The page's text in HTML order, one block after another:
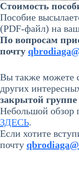
Стоимость
Пособие
(PDF-файл) на
По вопросам
почту
Вы также можете
других
закрытой группе
Небольшой обзор
ЗДЕСЬ.
Если хотите
почту